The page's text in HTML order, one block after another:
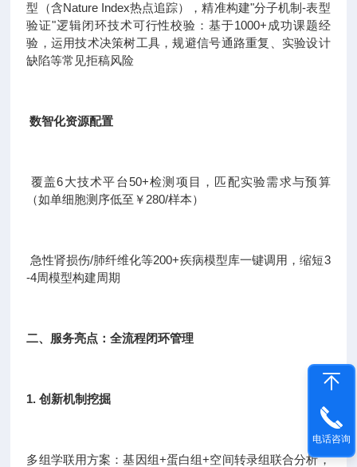
型（含Nature Index热点追踪），精准构建"分子机制-表型
验证"逻辑闭环技术可行性校验：基于1000+成功课题经
验，运用技术决策树工具，规避信号通路重复、实验设计
缺陷等常见拒稿风险
数智化资源配置
覆盖6大技术平台50+检测项目，匹配实验需求与预算
（如单细胞测序低至￥280/样本）
急性肾损伤/肺纤维化等200+疾病模型库一键调用，缩短3
-4周模型构建周期
二、服务亮点：全流程闭环管理
1. 创新机制挖掘
多组学联用方案：基因组+蛋白组+空间转录组联合分析，
电话咨询